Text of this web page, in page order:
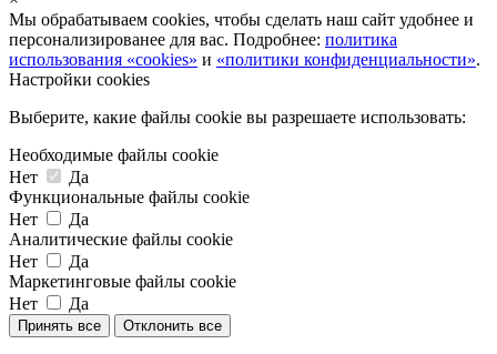
Мы обрабатываем cookies, чтобы сделать наш сайт удобнее и
персонализированее для вас. Подробнее: политика
использования «cookies» и «политики конфиденциальности».
Настройки cookies
Выберите, какие файлы cookie вы разрешаете использовать:
Необходимые файлы cookie
Нет
Да
Функциональные файлы cookie
Нет
Да
Аналитические файлы cookie
Нет
Да
Маркетинговые файлы cookie
Нет
Да
Принять все Отклонить все